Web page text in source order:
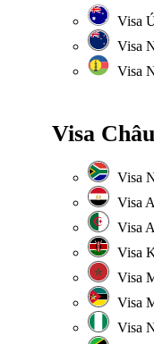
Visa
Visa
Visa
Visa
Visa
Visa
Visa
Visa
Visa
Visa
Visa